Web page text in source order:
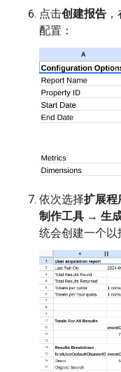
点击创建报告
配置：
依次选择扩展程
制作工具 → 生
统会创建一个以